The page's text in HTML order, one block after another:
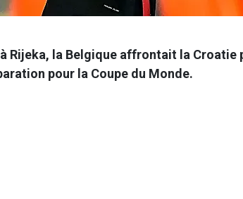
Rijeka, la Belgique affrontait la Croatie
pour la Coupe du Monde.